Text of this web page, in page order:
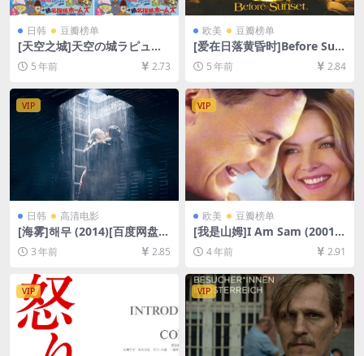
日韩 豆瓣榜单
[天空之城]天空の城ラピュタ
(1986)[百度网盘+迅雷云盘资
源1080P超清未删减][MP4/7.
5 年前 2.73
欧美 豆瓣榜单
[爱在日落黄昏时]Before Sun
set (2004)[百度网盘+迅雷云
盘资源1080P超清未删减][MP
5 年前 2.84
VIP
日韩 高清电影
[海雾]해무 (2014)[百度网盘
+迅雷云盘资源1080P超清未
删减][MP4/6.9GB][韩语中字]
3 年前 2.85
VIP
欧美 豆瓣榜单
[我是山姆]I Am Sam (2001)
[百度网盘+迅雷云盘资源1080
P超清未删减][MP4/8.5GB][中
英字幕]
4 年前 2.91
VIP VIP